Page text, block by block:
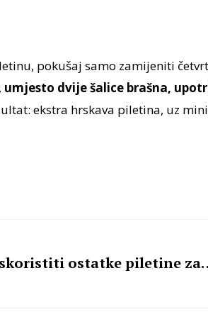
pokušaj samo zamijeniti
umjesto dvije šalice brašna,
ekstra hrskava piletina, uz
ostatke piletine za